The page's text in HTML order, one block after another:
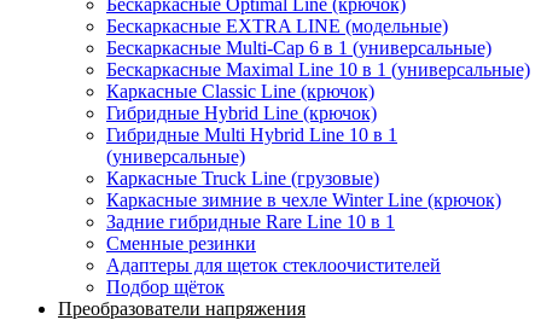
Бескаркасные Optimal Line (крючок)
Бескаркасные EXTRA LINE (модельные)
Бескаркасные Multi-Cap 6 в 1 (универсальные)
Бескаркасные Maximal Line 10 в 1 (универсальные)
Каркасные Classic Line (крючок)
Гибридные Hybrid Line (крючок)
Гибридные Multi Hybrid Line 10 в 1
(универсальные)
Каркасные Truck Line (грузовые)
Каркасные зимние в чехле Winter Line (крючок)
Задние гибридные Rare Line 10 в 1
Сменные резинки
Адаптеры для щеток стеклоочистителей
Подбор щёток
Преобразователи напряжения